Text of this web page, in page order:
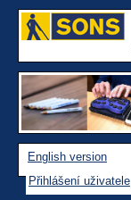
English version
Přihlášení uživatele